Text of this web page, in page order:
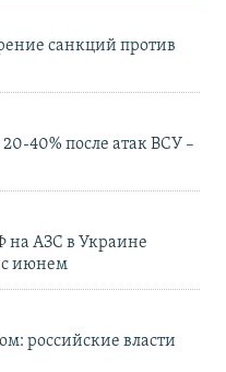
санкций против
40% после атак ВСУ –
на АЗС в Украине
с июнем
российские власти